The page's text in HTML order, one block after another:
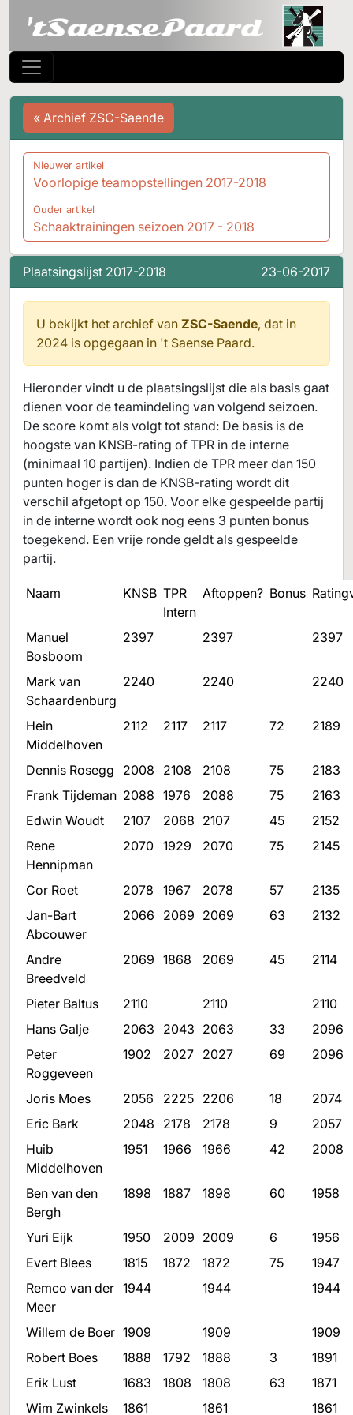
Plaatsingslijst 2017-2018 23-06-2017
U bekijkt het archief van ZSC-Saende, dat in
2024 is opgegaan in 't Saense Paard.
Hieronder vindt u de plaatsingslijst die als basis gaat
dienen voor de teamindeling van volgend seizoen.
De score komt als volgt tot stand: De basis is de
hoogste van KNSB-rating of TPR in de interne
(minimaal 10 partijen). Indien de TPR meer dan 150
punten hoger is dan de KNSB-rating wordt dit
verschil afgetopt op 150. Voor elke gespeelde partij
in de interne wordt ook nog eens 3 punten bonus
toegekend. Een vrije ronde geldt als gespeelde
partij.
Naam KNSB TPR
Intern
Aftoppen? Bonus
Manuel
Bosboom
2397 2397 2397
Mark van
Schaardenburg
2240 2240 2240
Hein
Middelhoven
2112 2117 2117 72 2189
Dennis Rosegg 2008 2108 2108 75
2183
Frank Tijdeman 2088 1976 2088 75
2163
Edwin Woudt
2107 2068 2107 45
2152
Rene
Hennipman
2070 1929 2070 75 2145
Cor Roet 2078 1967 2078 57
2135
Jan-Bart
Abcouwer
2066 2069 2069 63 2132
Andre
Breedveld
2069 1868 2069 45 2114
Pieter Baltus 2110 2110
2110
Hans Galje
2063 2043 2063 33
2096
Peter
Roggeveen
1902 2027 2027 69 2096
Joris Moes 2056 2225 2206 18
2074
Eric Bark
2048 2178 2178 9
2057
Huib
Middelhoven
1951 1966 1966 42 2008
Ben van den
Bergh
1898 1887 1898 60 1958
Yuri Eijk 1950 2009 2009 6
1956
Evert Blees
1815 1872 1872 75
1947
Remco van der
Meer
1944 1944 1944
Willem de Boer 1909 1909
1909
Robert Boes
1888 1792 1888 3
1891
Erik Lust
1683 1808 1808 63
1871
Wim Zwinkels
1861 1861 1861
« Archief ZSC-Saende
Nieuwer artikel
Voorlopige teamopstellingen 2017-2018
Ouder artikel
Schaaktrainingen seizoen 2017 - 2018